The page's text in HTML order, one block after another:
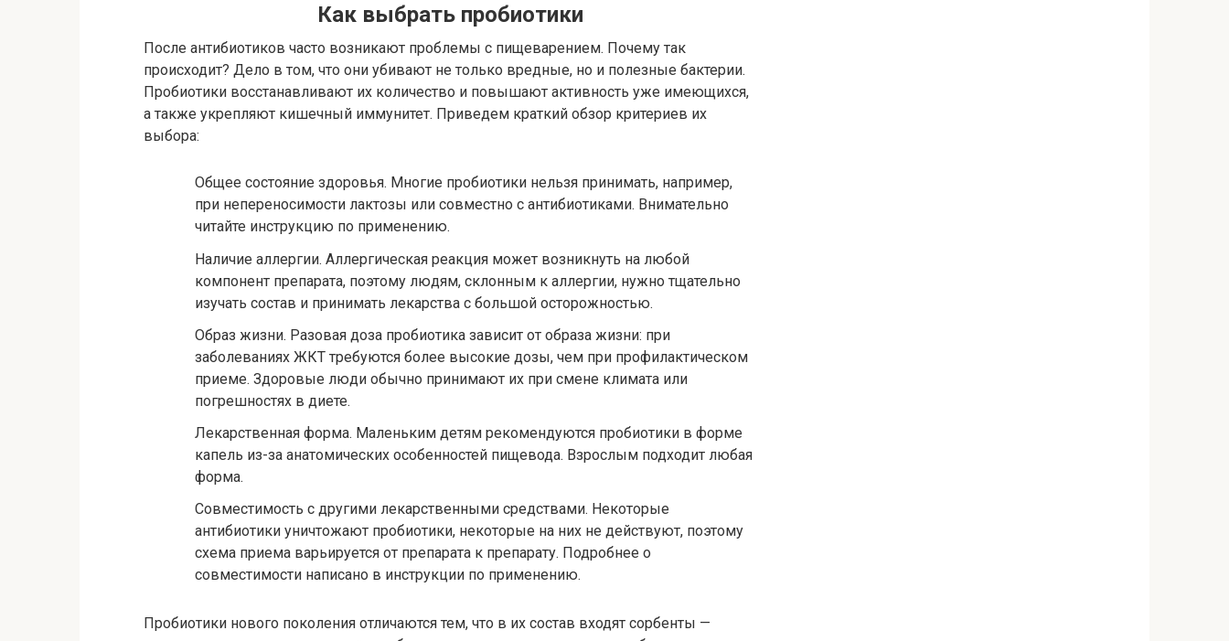
Как выбрать пробиотики
После антибиотиков часто возникают проблемы с пищеварением. Почему так
происходит? Дело в том, что они убивают не только вредные, но и полезные бактерии.
Пробиотики восстанавливают их количество и повышают активность уже имеющихся,
а также укрепляют кишечный иммунитет. Приведем краткий обзор критериев их
выбора:
Общее состояние здоровья. Многие пробиотики нельзя принимать, например,
при непереносимости лактозы или совместно с антибиотиками. Внимательно
читайте инструкцию по применению.
Наличие аллергии. Аллергическая реакция может возникнуть на любой
компонент препарата, поэтому людям, склонным к аллергии, нужно тщательно
изучать состав и принимать лекарства с большой осторожностью.
Образ жизни. Разовая доза пробиотика зависит от образа жизни: при
заболеваниях ЖКТ требуются более высокие дозы, чем при профилактическом
приеме. Здоровые люди обычно принимают их при смене климата или
погрешностях в диете.
Лекарственная форма. Маленьким детям рекомендуются пробиотики в форме
капель из-за анатомических особенностей пищевода. Взрослым подходит любая
форма.
Совместимость с другими лекарственными средствами. Некоторые
антибиотики уничтожают пробиотики, некоторые на них не действуют, поэтому
схема приема варьируется от препарата к препарату. Подробнее о
совместимости написано в инструкции по применению.
Пробиотики нового поколения отличаются тем, что в их состав входят сорбенты —